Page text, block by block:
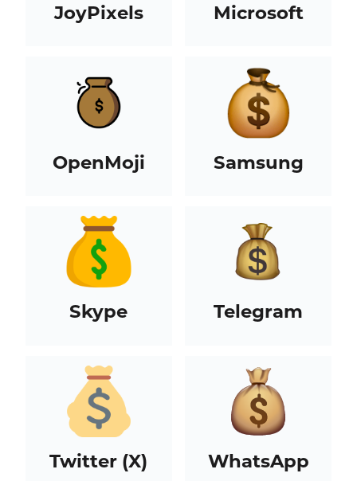
JoyPixels Microsoft
OpenMoji Samsung
Skype Telegram
Twitter (X) WhatsApp